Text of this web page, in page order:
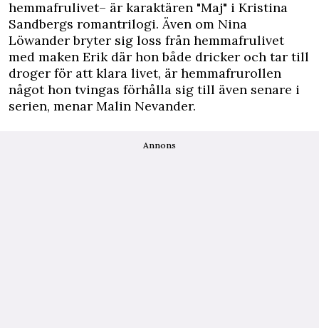
hemmafrulivet– är karaktären "Maj" i Kristina
Sandbergs romantrilogi. Även om Nina
Löwander bryter sig loss från hemmafrulivet
med maken Erik där hon både dricker och tar till
droger för att klara livet, är hemmafrurollen
något hon tvingas förhålla sig till även senare i
serien, menar Malin Nevander.
Annons